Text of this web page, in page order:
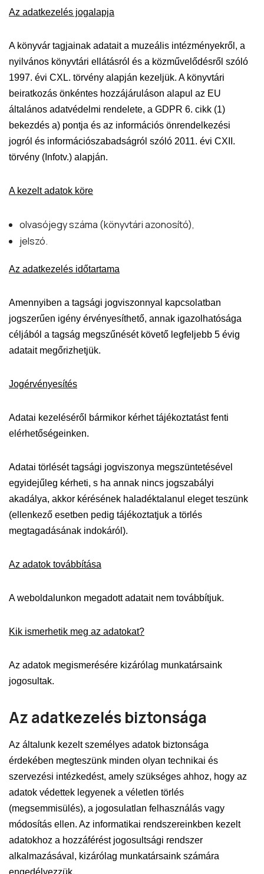
Az adatkezelés jogalapja
A könyvár tagjainak adatait a muzeális intézményekről, a
nyilvános könyvtári ellátásról és a közművelődésről szóló
1997. évi CXL. törvény alapján kezeljük. A könyvtári
beiratkozás önkéntes hozzájáruláson alapul az EU
általános adatvédelmi rendelete, a GDPR 6. cikk (1)
bekezdés a) pontja és az információs önrendelkezési
jogról és információszabadságról szóló 2011. évi CXII.
törvény (Infotv.) alapján.
A kezelt adatok köre
olvasójegy száma (könyvtári azonosító),
jelszó.
Az adatkezelés időtartama
Amennyiben a tagsági jogviszonnyal kapcsolatban
jogszerűen igény érvényesíthető, annak igazolhatósága
céljából a tagság megszűnését követő legfeljebb 5 évig
adatait megőrizhetjük.
Jogérvényesítés
Adatai kezeléséről bármikor kérhet tájékoztatást fenti
elérhetőségeinken.
Adatai törlését tagsági jogviszonya megszüntetésével
egyidejűleg kérheti, s ha annak nincs jogszabályi
akadálya, akkor kérésének haladéktalanul eleget teszünk
(ellenkező esetben pedig tájékoztatjuk a törlés
megtagadásának indokáról).
Az adatok továbbítása
A weboldalunkon megadott adatait nem továbbítjuk.
Kik ismerhetik meg az adatokat?
Az adatok megismerésére kizárólag munkatársaink
jogosultak.
Az adatkezelés biztonsága
Az általunk kezelt személyes adatok biztonsága
érdekében megteszünk minden olyan technikai és
szervezési intézkedést, amely szükséges ahhoz, hogy az
adatok védettek legyenek a véletlen törlés
(megsemmisülés), a jogosulatlan felhasználás vagy
módosítás ellen. Az informatikai rendszereinkben kezelt
adatokhoz a hozzáférést jogosultsági rendszer
alkalmazásával, kizárólag munkatársaink számára